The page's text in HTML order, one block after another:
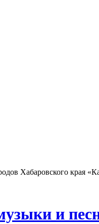
Хабаровского края
и